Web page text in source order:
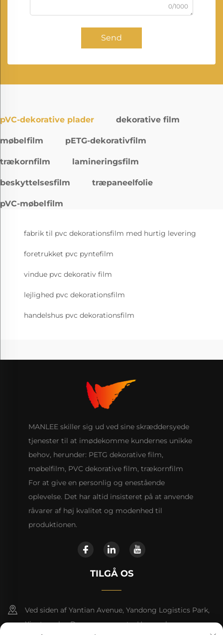
0/1000
Send
pVC-dekorative plader dekorative film
møbelfilm pETG-dekorativfilm
trækornfilm lamineringsfilm
beskyttelsesfilm træpaneelfolie
pVC-møbelfilm
fabrik til pvc dekorationsfilm med hurtig levering
foretrukket pvc pyntefilm
vindue pvc dekorativ film
lejlighed pvc dekorationsfilm
handelshus pvc dekorationsfilm
MANLEE skiller sig ud ved sine skræddersyede
tjenester til at imødekomme kundernes unikke
behov, herunder: PETG dekorative film,
møbelfilm, PVC dekorative film, trækornfilm
For at give en personlig og enestående
oplevelse. Det har altid insisteret på at anvende
råvarer af høj kvalitet og modenhed til
produktionen.
TILGÅ OS
Ved siden af Yantian Avenue, Yandong Logistics Park,
Xiantang by, Dongyuan county, Heyuan by